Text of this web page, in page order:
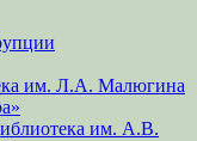
им. Л.А. Малюгина
им. А.В.